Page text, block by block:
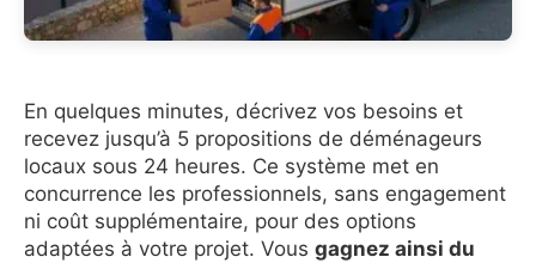
En quelques minutes, décrivez vos besoins et
recevez jusqu’à 5 propositions de déménageurs
locaux sous 24 heures. Ce système met en
concurrence les professionnels, sans engagement
ni coût supplémentaire, pour des options
adaptées à votre projet. Vous gagnez ainsi du